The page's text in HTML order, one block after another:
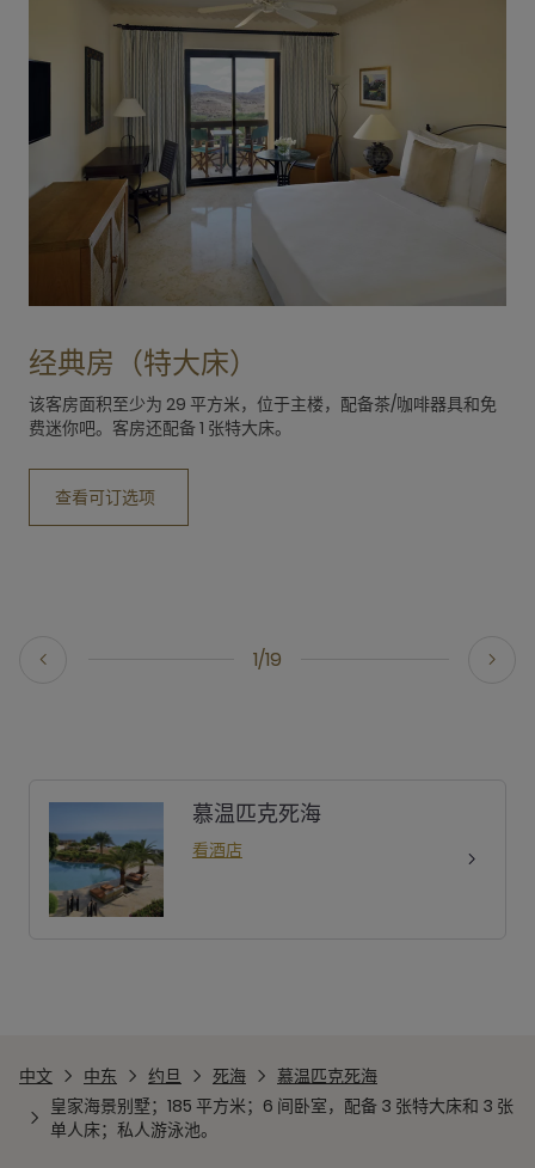
1/19
经典房（特大床）
该客房面积至少为 29 平方米，位于主楼，配备茶/咖啡器具和免
费迷你吧。客房还配备 1 张特大床。
查看可订选项
慕温匹克死海
看酒店
中文 中东 约旦 死海
慕温匹克死海
皇家海景别墅；185 平方米；6 间卧室，配备 3 张特大床和 3 张
单人床；私人游泳池。